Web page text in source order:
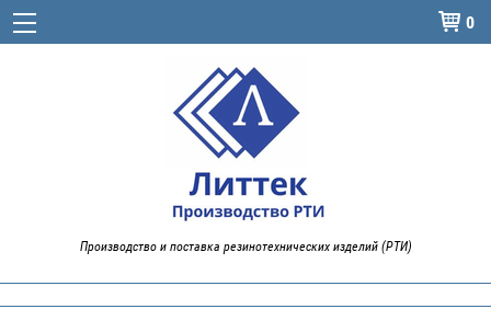
 0
Производство и поставка резинотехнических изделий (РТИ)